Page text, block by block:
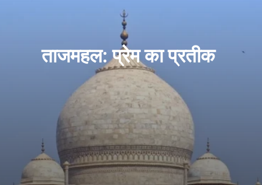
ताजमहल: प्रेम का प्रतीक